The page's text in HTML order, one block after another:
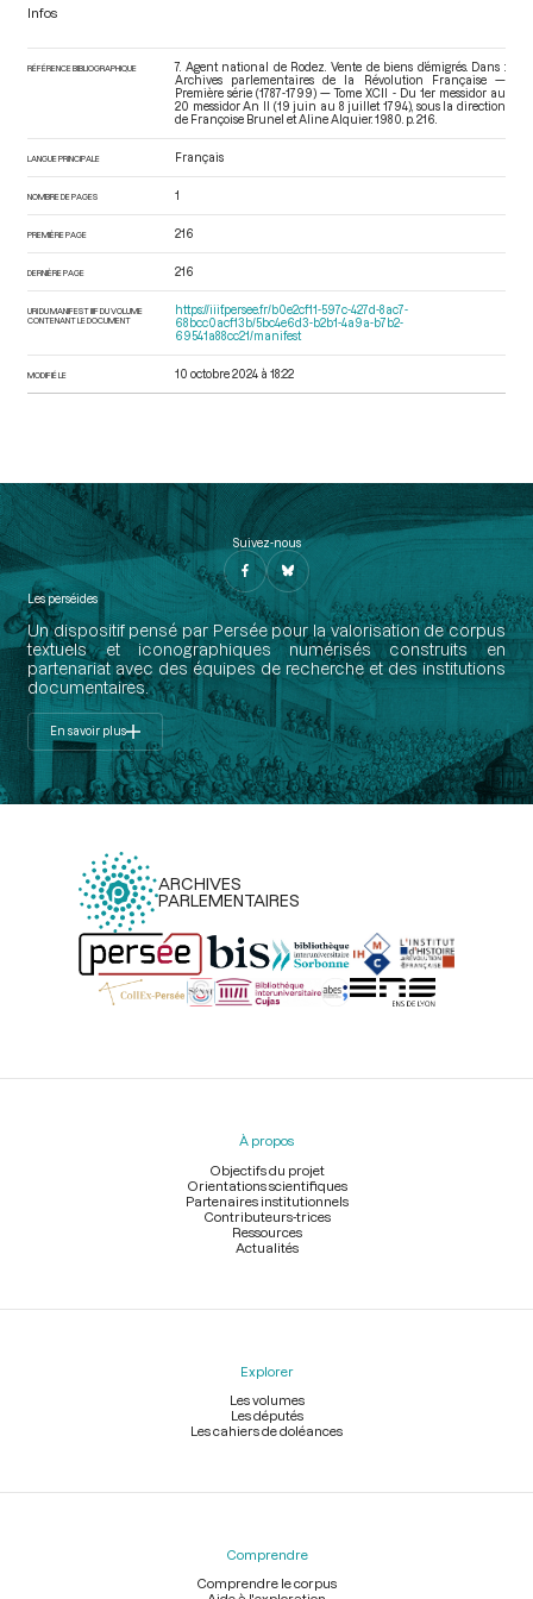
Infos
RÉFÉRENCE BIBLIOGRAPHIQUE
7. Agent national de Rodez. Vente de biens d’émigrés. Dans :
Archives parlementaires de la Révolution Française —
Première série (1787-1799) — Tome XCII - Du 1er messidor au
20 messidor An II (19 juin au 8 juillet 1794), sous la direction
de Françoise Brunel et Aline Alquier. 1980. p. 216.
LANGUE PRINCIPALE Français
NOMBRE DE PAGES 1
PREMIÈRE PAGE 216
DERNIÈRE PAGE 216
URI DU MANIFEST IIIF DU VOLUME
CONTENANT LE DOCUMENT
https://iiif.persee.fr/b0e2cf11-597c-427d-8ac7-
68bcc0acf13b/5bc4e6d3-b2b1-4a9a-b7b2-
69541a88cc21/manifest
MODIFIÉ LE 10 octobre 2024 à 18:22
Suivez-nous
Les perséides
Un dispositif pensé par Persée pour la valorisation de corpus
textuels et iconographiques numérisés construits en
partenariat avec des équipes de recherche et des institutions
documentaires.
En savoir plus
ARCHIVES
PARLEMENTAIRES
Menu
À propos
Objectifs du projet
Orientations scientifiques
Partenaires institutionnels
Contributeurs-trices
Ressources
Actualités
Explorer
Les volumes
Les députés
Les cahiers de doléances
Comprendre
Comprendre le corpus